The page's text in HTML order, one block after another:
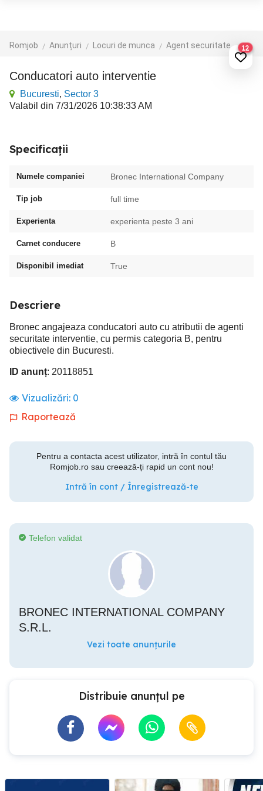
Romjob Anunțuri Locuri de munca Agent securitate 12
Conducatori auto interventie
Bucuresti, Sector 3
Valabil din 7/31/2026 10:38:33 AM
Specificații
Numele companiei Bronec International Company
Tip job full time
Experienta experienta peste 3 ani
Carnet conducere B
Disponibil imediat True
Descriere
Bronec angajeaza conducatori auto cu atributii de agenti
securitate interventie, cu permis categoria B, pentru
obiectivele din Bucuresti.
ID anunț: 20118851
Vizualizări: 0
Raportează
Pentru a contacta acest utilizator, intră în contul tău
Romjob.ro sau creează-ți rapid un cont nou!
Intră în cont / Înregistrează-te
Telefon validat
BRONEC INTERNATIONAL COMPANY
S.R.L.
Vezi toate anunțurile
Distribuie anunțul pe